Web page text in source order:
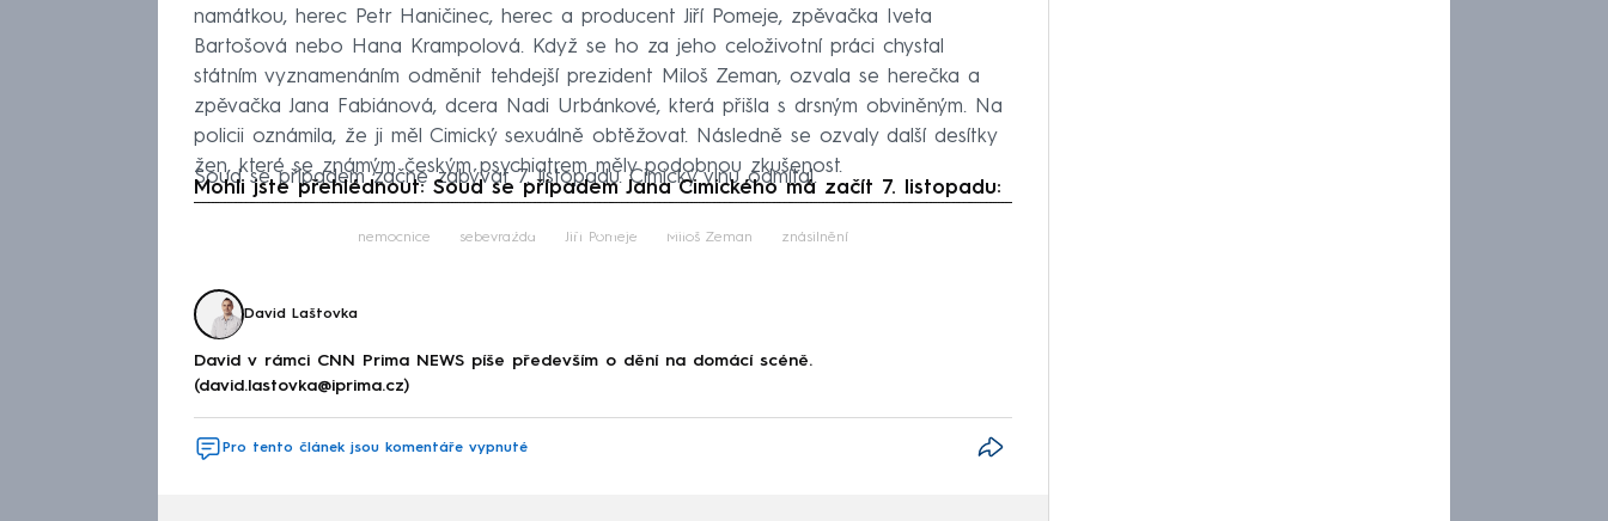
namátkou, herec Petr Haničinec, herec a producent Jiří Pomeje, zpěvačka Iveta
Bartošová nebo Hana Krampolová. Když se ho za jeho celoživotní práci chystal
státním vyznamenáním odměnit tehdejší prezident Miloš Zeman, ozvala se herečka a
zpěvačka Jana Fabiánová, dcera Nadi Urbánkové, která přišla s drsným obviněným. Na
policii oznámila, že ji měl Cimický sexuálně obtěžovat. Následně se ozvaly další desítky
žen, které se známým českým psychiatrem měly podobnou zkušenost.
Soud se případem začne zabývat 7. listopadu. Cimický vinu odmítal.
Mohli jste přehlédnout: Soud se případem Jana Cimického má začít 7. listopadu:
Failed to fetch
nemocnice sebevražda Jiří Pomeje Miloš Zeman znásilnění
David Laštovka
David v rámci CNN Prima NEWS píše především o dění na domácí scéně.
(david.lastovka@iprima.cz)
Pro tento článek jsou komentáře vypnuté